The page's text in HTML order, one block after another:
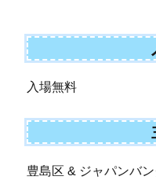
入場無料
豊島区 & ジャパンバ